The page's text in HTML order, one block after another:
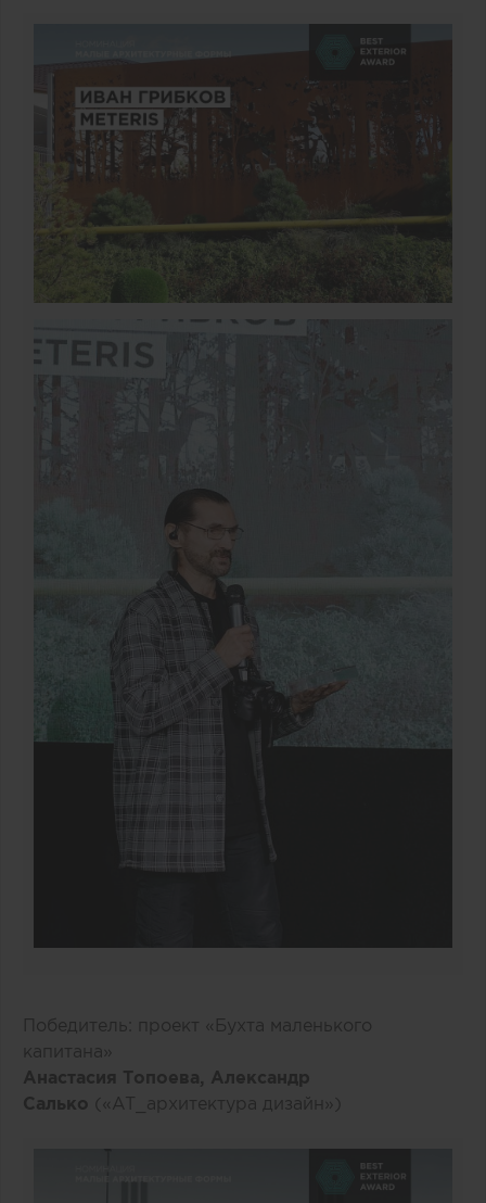
Победитель: проект «Бухта маленького
капитана»
Анастасия Топоева, Александр
Салько («AT_архитектура дизайн»)